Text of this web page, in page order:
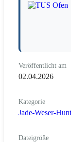
Veröffentlicht am
02.04.2026
Kategorie
Jade-Weser-
Dateigröße